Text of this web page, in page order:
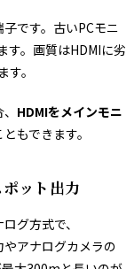
です。古いPCモニ
す。画質はHDMIに劣
。
HDMIをメインモニ
ともできます。
ット出力
グ方式で、
アナログカメラの